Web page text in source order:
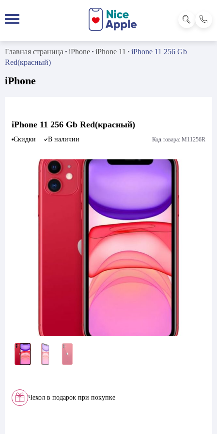
Главная страница iPhone iPhone 11
iPhone 11 256 Gb
Red(красный)
iPhone
iPhone 11 256 Gb Red(красный)
Скидки В наличии Код товара: M11256R
Чехол в подарок при покупке